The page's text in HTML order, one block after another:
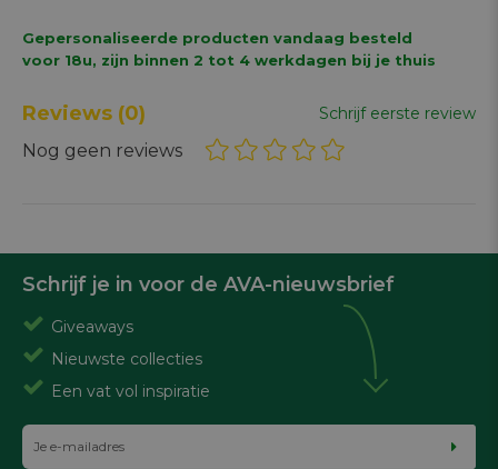
Gepersonaliseerde producten vandaag besteld
voor 18u, zijn binnen 2 tot 4 werkdagen bij je thuis
Reviews (0) Schrijf eerste review
Nog geen reviews
Schrijf je in voor de AVA-nieuwsbrief
Giveaways
Nieuwste collecties
Een vat vol inspiratie